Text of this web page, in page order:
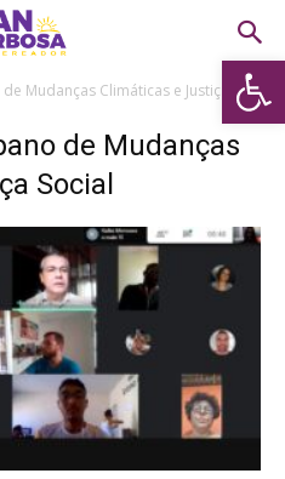
Abrir
Mudanças Climáticas e Justiça
de Mudanças
Social